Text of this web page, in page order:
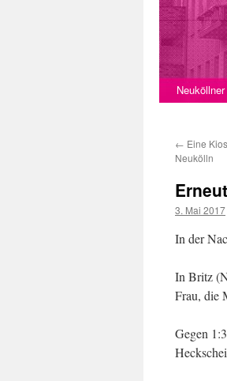
Zum
springen
← Eine
Neukölln
3. Mai 2017
In der
In Britz
Frau, die
Gegen